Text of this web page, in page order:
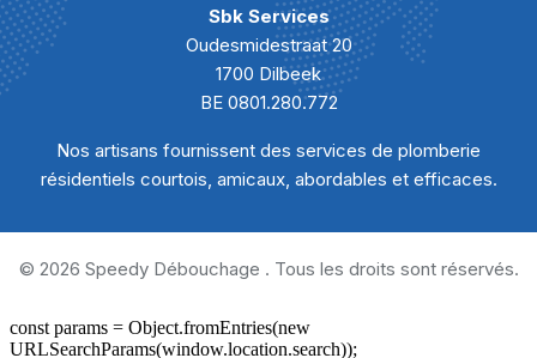
Débouchage Sanibroyeur Neuville
Débouchage Sanibroyeur Nismes
Débouchage Sanibroyeur Niverlée
Débouchage Sanibroyeur Oignies-en-Thiérache
Débouchage Sanibroyeur Omezée
Sbk Services
Oudesmidestraat 20
1700 Dilbeek
BE 0801.280.772
Nos artisans fournissent des services de plomberie
résidentiels courtois, amicaux, abordables et efficaces.
© 2026 Speedy Débouchage . Tous les droits sont réservés.